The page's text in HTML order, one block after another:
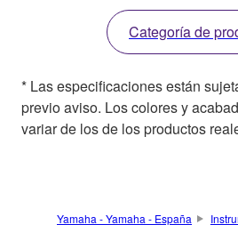
Categoría de
* Las especificaciones están
previo aviso. Los colores y
variar de los de los productos
Yamaha - Yamaha - España